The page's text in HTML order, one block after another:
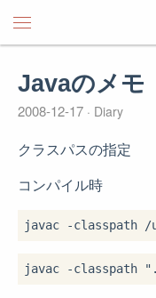
Javaのメモ
2008-12-17 Diary
クラスパスの指定
コンパイル時